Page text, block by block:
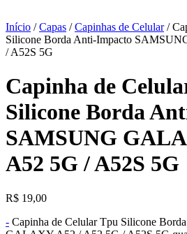
Início /Capas /Capinhas de Celular/
Silicone Borda Anti-Impacto
/ A52S 5G
Capinha de
Silicone Borda
SAMSUNG
A52 5G / A52S 5G
R$ 19,00
- Capinha de Celular Tpu Silicone